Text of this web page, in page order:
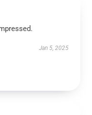
Jan 5, 2025